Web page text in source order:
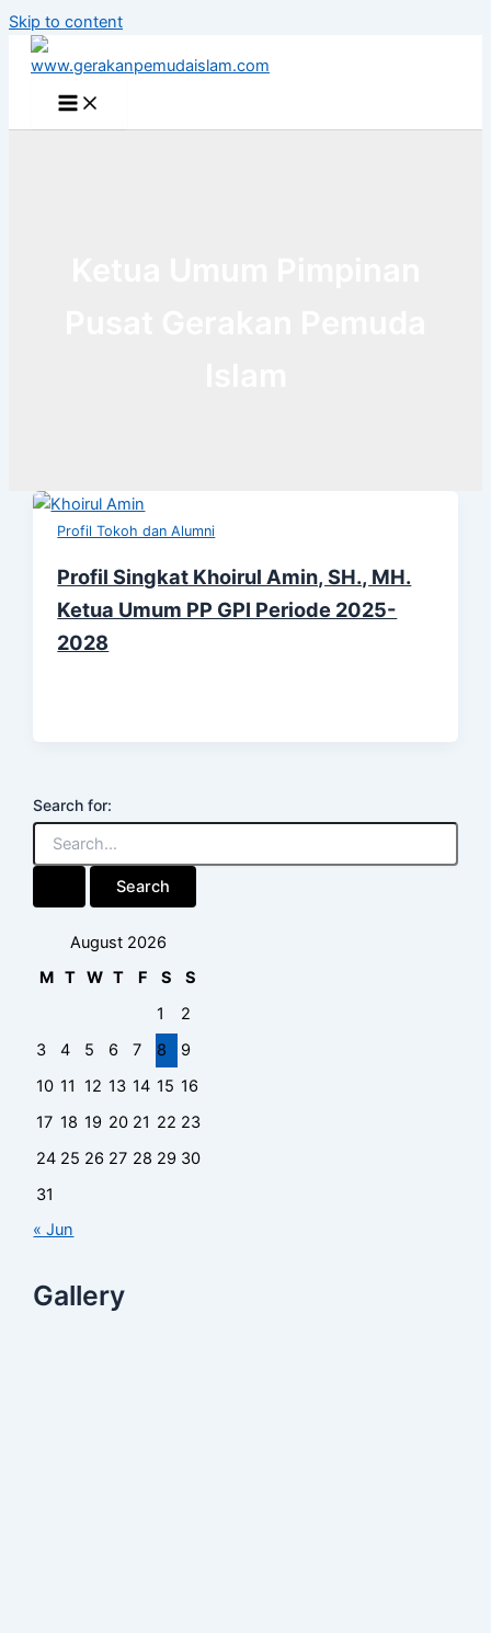
Skip to content
Profil Tokoh dan Alumni
Profil Singkat Khoirul Amin, SH., MH.
Ketua Umum PP GPI Periode 2025-
2028
Search for:
August 2026
M T W T F S
S
1
2
3
4 5 6 7 8
9
10 11 12 13 14 15 16
17 18 19 20 21 22 23
24 25 26 27 28 29 30
31
« Jun
Gallery